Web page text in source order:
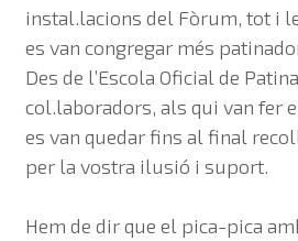
instal.lacions del Fòrum, tot i
es van congregar més
Des de l’Escola Oficial de
col.laboradors, als qui van fer
es van quedar fins al final
per la vostra ilusió i suport.
Hem de dir que el pica-pica